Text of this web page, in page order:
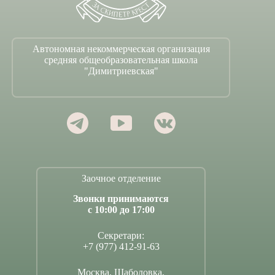
Автономная некоммерческая организация
средняя общеобразовательная школа
"Димитриевская"
Заочное отделение
Звонки принимаются
с 10:00 до 17:00
Секретари:
+7 (977) 412-91-63
Москва, Шаболовка,